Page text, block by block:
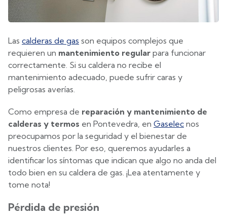
Las calderas de gas son equipos complejos que
requieren un mantenimiento regular para funcionar
correctamente. Si su caldera no recibe el
mantenimiento adecuado, puede sufrir caras y
peligrosas averías.
Como empresa de reparación y mantenimiento de
calderas y termos en Pontevedra, en Gaselec nos
preocupamos por la seguridad y el bienestar de
nuestros clientes. Por eso, queremos ayudarles a
identificar los síntomas que indican que algo no anda del
todo bien en su caldera de gas. ¡Lea atentamente y
tome nota!
Pérdida de presión